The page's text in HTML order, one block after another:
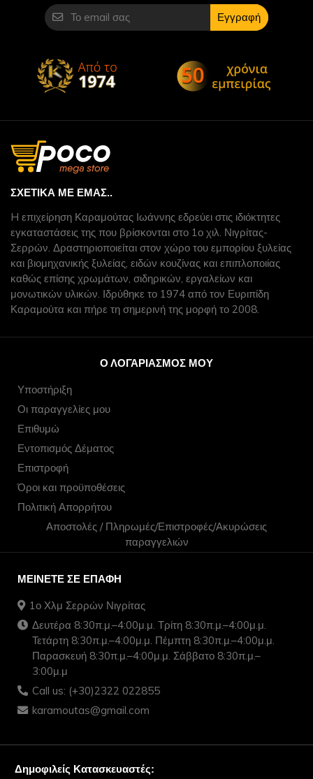
Εγγραφή
ΣΧΕΤΙΚΆ ΜΕ ΕΜΆΣ..
H επιχείρηση Καραμούτας Ιωάννης εδρεύει στις ιδιόκτητες
εγκαταστάσεις της που βρίσκονται στο 1ο χιλ. Νιγρίτας-
Σερρών. Δραστηριοποιείται στον χώρο του εμπορίου ξυλείας
και βιομηχανικής ξυλείας, ειδών κουζίνας και επιπλοποιίας
καθώς επίσης χρωμάτων, σιδηρικών, εργαλείων και
μονωτικών υλικών. Ιδρύθηκε το 1974 από τον Ευριπίδη
Καραμούτα και πήρε τη σημερινή της μορφή το 2008.
Ο ΛΟΓΑΡΙΑΣΜΌΣ ΜΟΥ
Υποστήριξη
Οι παραγγελίες μου
Επιθυμώ
Εντοπισμός Δέματος
Επιστροφή
Όροι και προϋποθέσεις
Πολιτική Απορρήτου
Αποστολές / Πληρωμές/Επιστροφές/Ακυρώσεις
παραγγελιών
ΜΕΊΝΕΤΕ ΣΕ ΕΠΑΦΉ
1ο Χλμ Σερρών Νιγρίτας
Δευτέρα 8:30π.μ.–4:00μ.μ. Τρίτη 8:30π.μ.–4:00μ.μ.
Τετάρτη 8:30π.μ.–4:00μ.μ. Πέμπτη 8:30π.μ.–4:00μ.μ.
Παρασκευή 8:30π.μ.–4:00μ.μ. Σάββατο 8:30π.μ.–
3:00μ.μ
Call us: (+30)2322 022855
karamoutas@gmail.com
Δημοφιλείς Κατασκευαστές: